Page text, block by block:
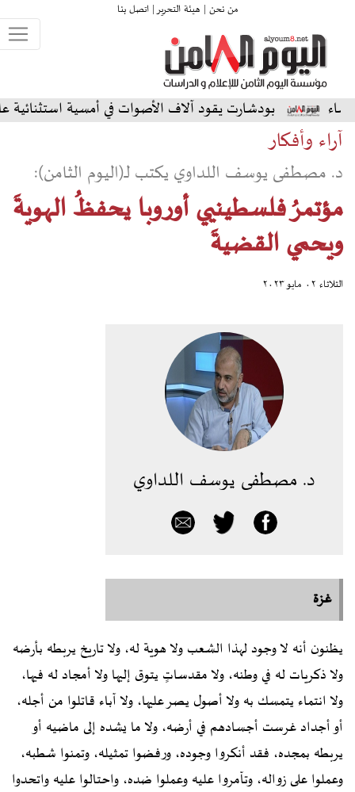
من نحن | هيئة التحرير |اتصل بنا
يقود آلاف الأصوات في أمسية استثنائية على المسرح
آراء وأفكار
د. مصطفى يوسف اللداوي يكتب لـ(اليوم الثامن):
مؤتمرُ فلسطينيي أوروبا يحفظُ الهويةَ
ويحمي القضيةَ
الثلاثاء ٠٢ مايو ٢٠٢٣
د. مصطفى يوسف اللداوي
غزة
يظنون أنه لا وجود لهذا الشعب ولا هوية له، ولا تاريخ يربطه بأرضه
ولا ذكريات له في وطنه، ولا مقدساتٍ يتوق إليها ولا أمجاد له فيها،
ولا انتماء يتمسك به ولا أصول يصر عليها، ولا آباء قاتلوا من أجله،
أو أجداد غرست أجسادهم في أرضه، ولا ما يشده إلى ماضيه أو
يربطه بمجده، فقد أنكروا وجوده، ورفضوا تمثيله، وتمنوا شطبه،
وعملوا على زواله، وتآمروا عليه وعملوا ضده، واحتالوا عليه واتحدوا